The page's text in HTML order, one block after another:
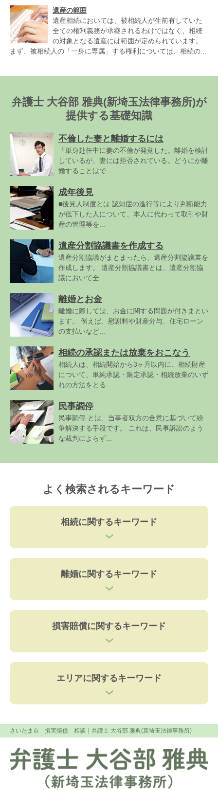
遺産の範囲
遺産相続においては、被相続人が生前有していた
全ての権利義務が承継されるわけではなく、相続
の対象となる遺産には範囲が定められています。
まず、被相続人の「一身に専属」する権利については、相続の...
弁護士 大谷部 雅典(新埼玉法律事務所)が
提供する基礎知識
不倫した妻と離婚するには
「単身赴任中に妻の不倫が発覚した。離婚を検討
しているが、妻には拒否されている。どうにか離
婚することはで...
成年後見
■後見人制度とは 認知症の進行等により判断能力
が低下した人について、本人に代わって取引や財
産の管理等を...
遺産分割協議書を作成する
遺産分割協議がまとまったら、遺産分割協議書を
作成します。 遺産分割協議書とは、遺産分割協
議において全...
離婚とお金
離婚に際しては、お金に関する問題が付きまとい
ます。 例えば、慰謝料や財産分与、住宅ローン
の支払いなど...
相続の承認または放棄をおこなう
相続人は、相続開始から3ヶ月以内に、相続財産
について、単純承認・限定承認・相続放棄のいず
れの方法をとる...
民事調停
民事調停 とは、当事者双方の合意に基づいて紛
争解決する手段です。 これは、民事訴訟のよう
な裁判によらず...
よく検索されるキーワード
相続に関するキーワード
離婚に関するキーワード
損害賠償に関するキーワード
エリアに関するキーワード
さいたま市 損害賠償 相談 ｜弁護士 大谷部 雅典(新埼玉法律事務所)